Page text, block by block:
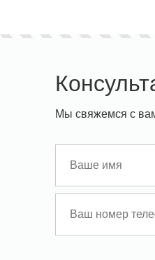
Мы свяжемся с